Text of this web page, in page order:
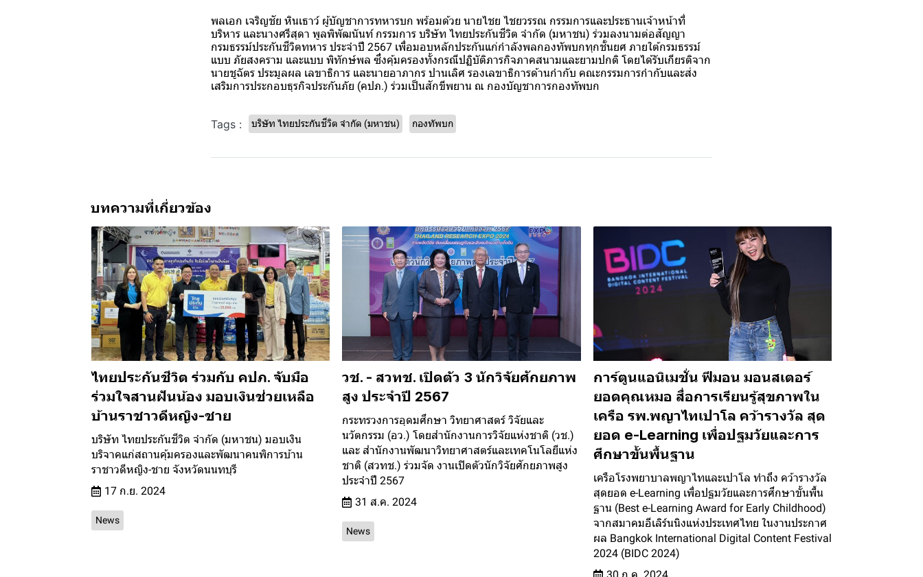
พลเอก เจริญชัย หินเธาว์ ผู้บัญชาการทหารบก พร้อมด้วย นายไชย ไชยวรรณ กรรมการและประธานเจ้าหน้าที่
บริหาร และนางศรีสุดา พูลพิพัฒนันท์ กรรมการ บริษัท ไทยประกันชีวิต จำกัด (มหาชน) ร่วมลงนามต่อสัญญา
กรมธรรม์ประกันชีวิตทหาร ประจำปี 2567 เพื่อมอบหลักประกันแก่กำลังพลกองทัพบกทุกชั้นยศ ภายใต้กรมธรรม์
แบบ ภัยสงคราม และแบบ พิทักษ์พล ซึ่งคุ้มครองทั้งกรณีปฏิบัติภารกิจภาคสนามและยามปกติ โดยได้รับเกียรติจาก
นายชูฉัตร ประมูลผล เลขาธิการ และนายอาภากร ปานเลิศ รองเลขาธิการด้านกำกับ คณะกรรมการกำกับและส่ง
เสริมการประกอบธุรกิจประกันภัย (คปภ.) ร่วมเป็นสักขีพยาน ณ กองบัญชาการกองทัพบก
Tags : บริษัท ไทยประกันชีวิต จำกัด (มหาชน) กองทัพบก
บทความที่เกี่ยวข้อง
ไทยประกันชีวิต ร่วมกับ คปภ. จับมือ
ร่วมใจสานฝันน้อง มอบเงินช่วยเหลือ
บ้านราชาวดีหญิง-ชาย
บริษัท ไทยประกันชีวิต จำกัด (มหาชน) มอบเงิน
บริจาคแก่สถานคุ้มครองและพัฒนาคนพิการบ้าน
ราชาวดีหญิง-ชาย จังหวัดนนทบุรี
17 ก.ย. 2024
News
วช. - สวทช. เปิดตัว 3 นักวิจัยศักยภาพ
สูง ประจำปี 2567
กระทรวงการอุดมศึกษา วิทยาศาสตร์ วิจัยและ
นวัตกรรม (อว.) โดยสำนักงานการวิจัยแห่งชาติ (วช.)
และ สำนักงานพัฒนาวิทยาศาสตร์และเทคโนโลยีแห่ง
ชาติ (สวทช.) ร่วมจัด งานเปิดตัวนักวิจัยศักยภาพสูง
ประจำปี 2567
31 ส.ค. 2024
News
การ์ตูนแอนิเมชั่น ฟีมอน มอนสเตอร์
ยอดคุณหมอ สื่อการเรียนรู้สุขภาพใน
เครือ รพ.พญาไทเปาโล คว้ารางวัล สุด
ยอด e-Learning เพื่อปฐมวัยและการ
ศึกษาขั้นพื้นฐาน
เครือโรงพยาบาลพญาไทและเปาโล ทำถึง คว้ารางวัล
สุดยอด e-Learning เพื่อปฐมวัยและการศึกษาขั้นพื้น
ฐาน (Best e-Learning Award for Early Childhood)
จากสมาคมอีเลิร์นนิงแห่งประเทศไทย ในงานประกาศ
ผล Bangkok International Digital Content Festival
2024 (BIDC 2024)